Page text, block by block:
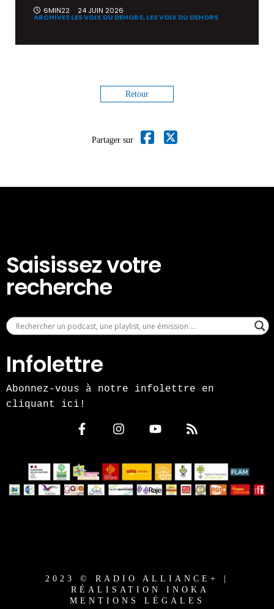
6MIN22 24 JUIN 2026
ARCHIVES LES VOIX DU DEHORS,LES VOIX DU DEHORS
Retour
Partager sur
Saisissez votre
recherche
Infolettre
Abonnez-vous à notre infolettre en
cliquant ici!
2023 © RADIO ALLIANCE+ |
RÉALISATION INOKA
MENTIONS LÉGALES